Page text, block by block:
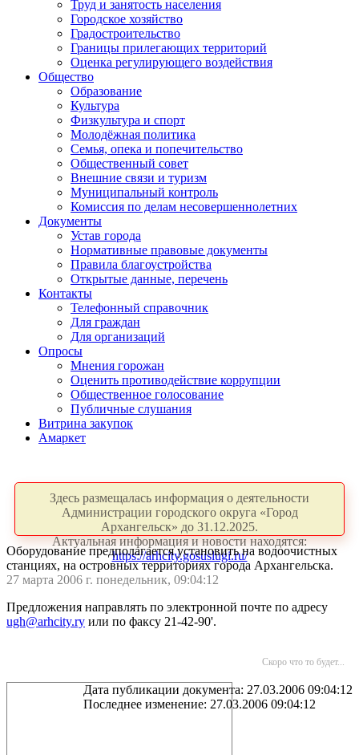
Труд и занятость населения
Городское хозяйство
Градостроительство
Границы прилегающих территорий
Оценка регулирующего воздействия
Общество
Образование
Культура
Физкультура и спорт
Молодёжная политика
Семья, опека и попечительство
Общественный совет
Внешние связи и туризм
Муниципальный контроль
Комиссия по делам несовершеннолетних
Документы
Устав города
Нормативные правовые документы
Правила благоустройства
Открытые данные, перечень
Контакты
Телефонный справочник
Для граждан
Для организаций
Опросы
Мнения горожан
Оценить противодействие коррупции
Общественное голосование
Публичные слушания
Витрина закупок
Амаркет
Здесь размещалась информация о деятельности
Администрации городского округа «Город
Архангельск» до 31.12.2025.
Актуальная информация и новости находятся:
https://arhcity.gosuslugi.ru/
Оборудование предполагается установить на водоочистных
станциях, на островных территориях города Архангельска.
27 марта 2006 г. понедельник, 09:04:12
Предложения направлять по электронной почте по адресу
ugh@arhcity.ry или по факсу 21-42-90'.
Скоро что то будет...
Дата публикации документа: 27.03.2006 09:04:12
Последнее изменение: 27.03.2006 09:04:12